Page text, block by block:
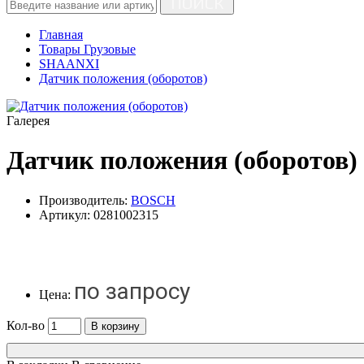
Главная
Товары Грузовые
SHAANXI
Датчик положения (оборотов)
Галерея
Датчик положения (оборотов)
Производитель: BOSCH
Артикул: 0281002315
Цена: по запросу
Кол-во
В корзину